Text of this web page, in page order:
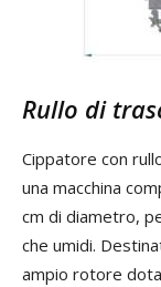
Rullo di
Cippatore con
una macchina
cm di diametro,
che umidi.
ampio rotore